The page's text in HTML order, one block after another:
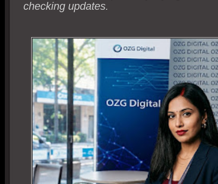
checking updates.